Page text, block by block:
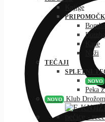
Knjige
Kape
Noži
TEČAJI
SPLETNI
NOVO
Peka
NOVO Klub